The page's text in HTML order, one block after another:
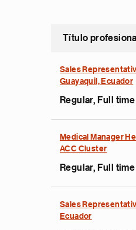
Título profesional
Sales
Guayaquil, Ecuador
Regular, Full time
Medical Manager
ACC Cluster
Regular, Full time
Sales
Ecuador